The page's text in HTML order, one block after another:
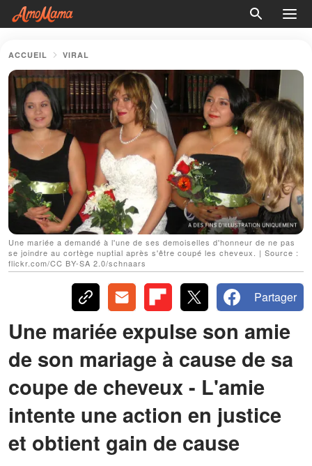
ACCUEIL VIRAL
Une mariée a demandé à l'une de ses demoiselles d'honneur de ne pas
se joindre au cortège nuptial après s'être coupé les cheveux. | Source :
flickr.com/CC BY-SA 2.0/schnaars
Partager
Une mariée expulse son amie
de son mariage à cause de sa
coupe de cheveux - L'amie
intente une action en justice
et obtient gain de cause